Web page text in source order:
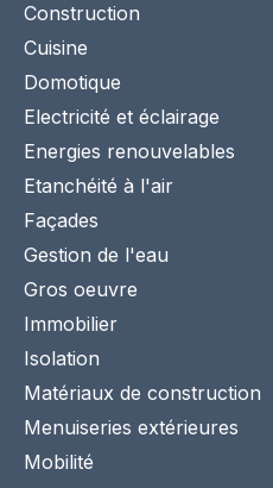
Construction
Cuisine
Domotique
Electricité et éclairage
Energies renouvelables
Etanchéité à l'air
Façades
Gestion de l'eau
Gros oeuvre
Immobilier
Isolation
Matériaux de construction
Menuiseries extérieures
Mobilité